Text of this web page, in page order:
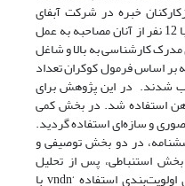
بخش کیفی، شامل 15 نفرازکارکنان خبره در شرکت آبفای
اهواز که بر اساس روش اشباع نظری با 12 نفر از آنان مصاحبه به عمل
کارشناسی به بالا و شاغل
اساس فرمول کوکران تعداد
شدند. در این پژوهش برای
استفاده شد. در بخش کمی
و سازه‌ای استفاده گردید.
در دو بخش توصیفی و
استنباطی، پس از تحلیل
مضمون، از تحلیل سلسله مراتبی برای اولویت‌بندی استفاده ‘vndn با